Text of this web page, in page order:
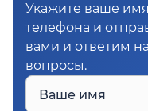
Укажите ваше
телефона и
вами и ответим
вопросы.
Ваше имя